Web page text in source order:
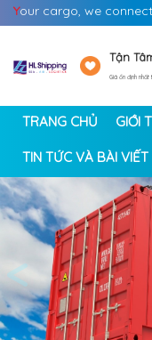
Your cargo, we
Tận
Giá ổn định nhất
TRANG CHỦ GIỚI
TIN TỨC VÀ BÀI VIẾT
<